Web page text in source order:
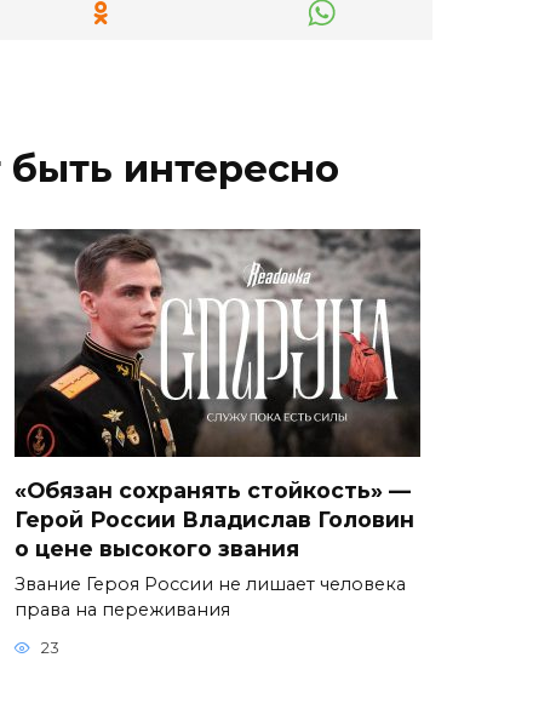
интересно
«Обязан сохранять стойкость» —
Герой России Владислав Головин
о цене высокого звания
Звание Героя России не лишает человека
права на переживания
23